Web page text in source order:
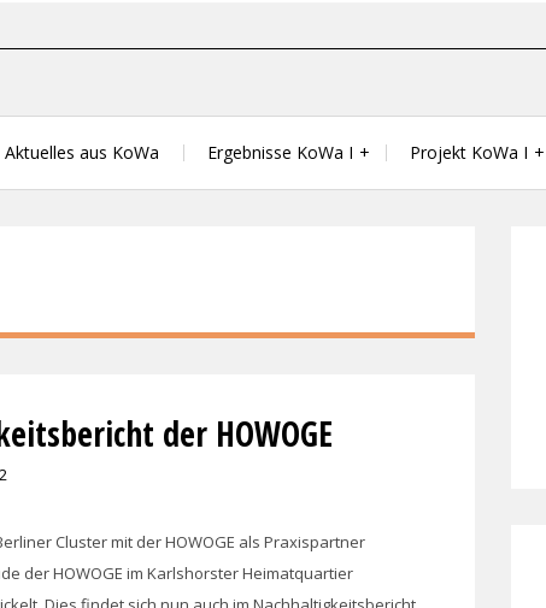
Aktuelles aus KoWa Ergebnisse KoWa I Projekt KoWa I
der HOWOGE
Cluster mit der HOWOGE als Praxispartner
der HOWOGE im Karlshorster Heimatquartier